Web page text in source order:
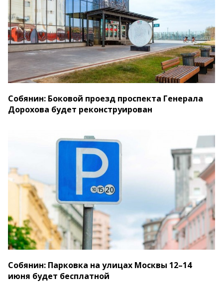
Собянин: Боковой проезд проспекта Генерала
Дорохова будет реконструирован
Собянин: Парковка на улицах Москвы 12–14
июня будет бесплатной